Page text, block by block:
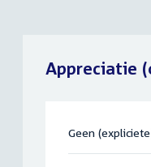
Appreciatie
Geen